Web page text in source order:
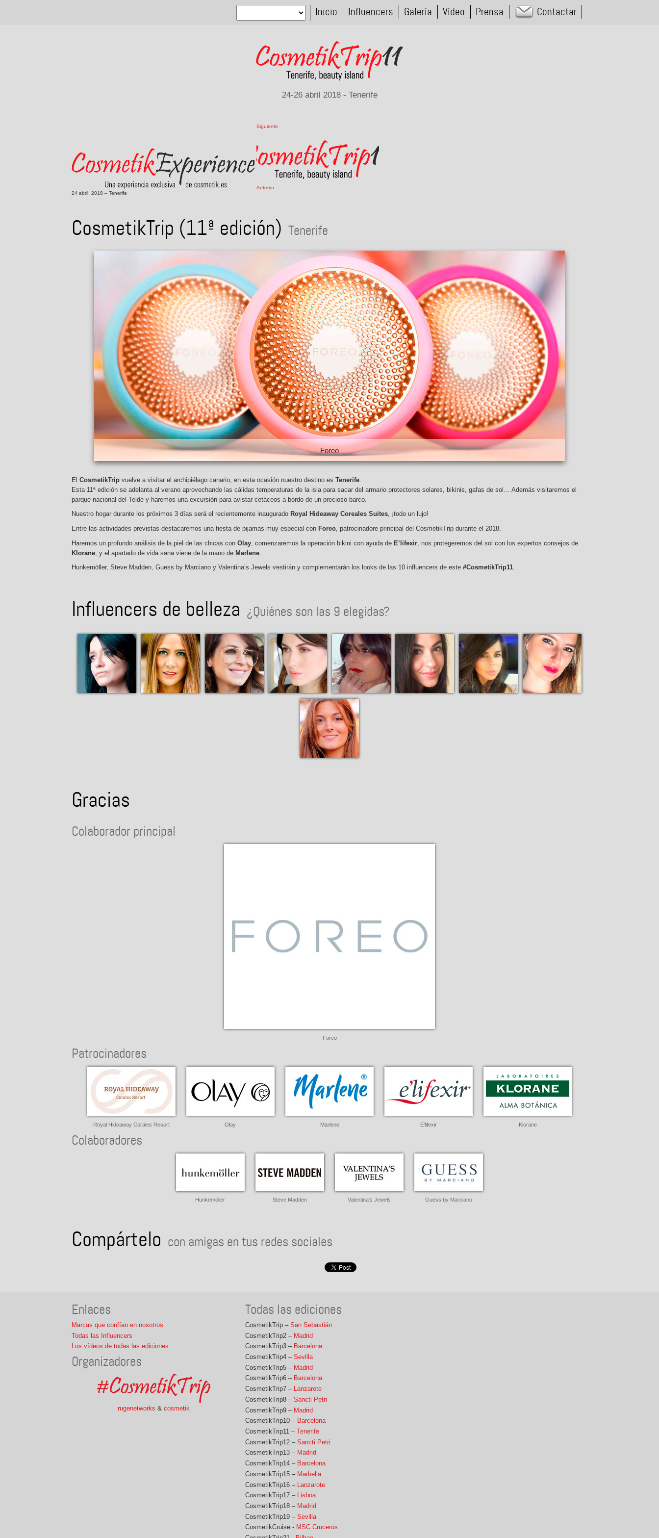
Contactar
Prensa
Vídeo
Galería
Influencers
Inicio
24-26 abril 2018 - Tenerife
Siguiente
Anterior
24 abril, 2018 – Tenerife
CosmetikTrip (11ª edición) Tenerife
Foreo
ElCosmetikTrip vuelve a visitar el archipiélago canario, en esta ocasión nuestro destino esTenerife
Esta 11ª edición se adelanta al verano aprovechando las cálidas temperaturas de la isla para sacar del armario protectores solares, bikinis, gafas de sol… Además visitaremos el
parque nacional del Teide y haremos una excursión para avistar cetáceos a bordo de un precioso barco.
Nuestro hogar durante los próximos 3 días será el recientemente inaugurado Royal Hideaway Coreales Suites, ¡todo un lujo!
Entre las actividades previstas destacaremos una fiesta de pijamas muy especial con Foreo, patrocinadore principal del CosmetikTrip durante el 2018.
Haremos un profundo análisis de la piel de las chicas conOlay , comenzaremos la operación bikini con ayuda de E’lifexir , nos protegeremos del sol con los expertos consejos de
Klorane , y el apartado de vida sana viene de la mano de Marlene
Hunkemöller, Steve Madden, Guess by Marciano y Valentina’s Jewels vestirán y complementarán los looks de las 10 influencers de este#CosmetikTrip11.
Influencers de belleza ¿Quiénes son las 9 elegidas?
Gracias
Colaborador principal
Foreo
Patrocinadores
Royal Hideaway Corales Resort Olay Marlene E'lifexir Klorane
Colaboradores
Hunkemöller Steve Madden Valentina's Jewels Guess by Marciano
Compártelo con amigas en tus redes sociales
Enlaces
Marcas que confían en nosotros
Todas las Influencers
Los vídeos de todas las ediciones
Organizadores
rugenetworks & cosmetik
Todas las ediciones
CosmetikTrip – San Sebastián
CosmetikTrip2 – Madrid
CosmetikTrip3 – Barcelona
CosmetikTrip4 – Sevilla
CosmetikTrip5 – Madrid
CosmetikTrip6 – Barcelona
CosmetikTrip7 – Lanzarote
CosmetikTrip8 – Sancti Petri
CosmetikTrip9 – Madrid
CosmetikTrip10 – Barcelona
CosmetikTrip11 – Tenerife
CosmetikTrip12 – Sancti Petri
CosmetikTrip13 – Madrid
CosmetikTrip14 – Barcelona
CosmetikTrip15 – Marbella
CosmetikTrip16 – Lanzarote
CosmetikTrip17 – Lisboa
CosmetikTrip18 – Madrid
CosmetikTrip19 – Sevilla
CosmetikCruise - MSC Cruceros